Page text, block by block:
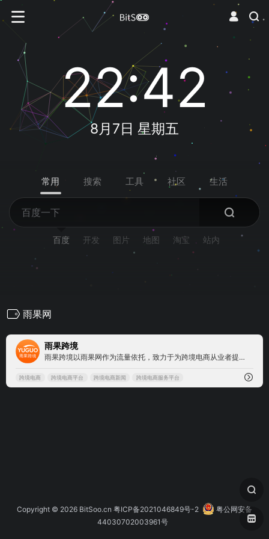
22:42
8月7日 星期五
常用 搜索 工具 社区 生活
百度 开发 图片 地图 淘宝 站内
雨果网
雨果跨境
雨果跨境以雨果网作为流量依托，致力于为跨境电商从业者提供全球产业出海，链接全球流通，实现全球品牌的产业互联网平台，并拥有CCEE跨境智能选品平台，链接起跨境电商平台、服务商、工厂及众多卖家，致力打造集全球开店服务、品牌出海营销、独立站综合解决方案于一体的跨境电商全新生态链条！
跨境电商 跨境电商平台 跨境电商新闻 跨境电商服务平台
Copyright © 2026 BitSoo.cn 粤ICP备2021046849号-2
粤公网安备
44030702003961号